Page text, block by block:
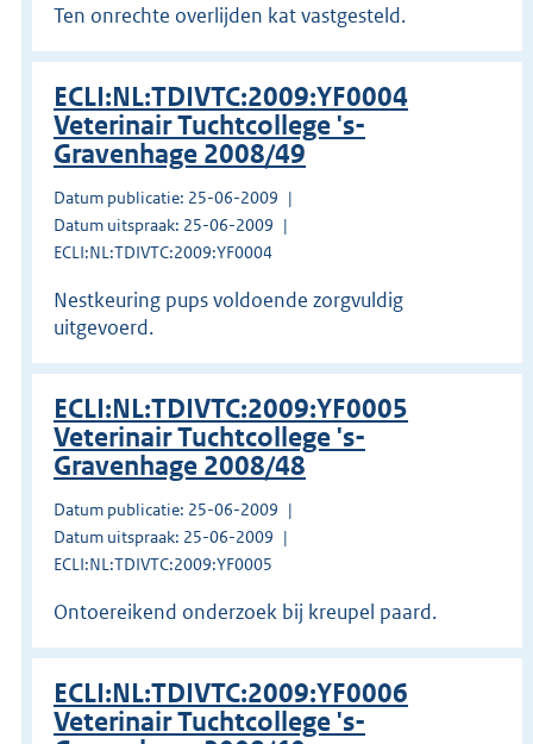
Ten onrechte overlijden kat vastgesteld.
ECLI:NL:TDIVTC:2009:YF0004
Veterinair Tuchtcollege 's-
Gravenhage 2008/49
Datum publicatie: 25-06-2009
Datum uitspraak: 25-06-2009
ECLI:NL:TDIVTC:2009:YF0004
Nestkeuring pups voldoende zorgvuldig
uitgevoerd.
ECLI:NL:TDIVTC:2009:YF0005
Veterinair Tuchtcollege 's-
Gravenhage 2008/48
Datum publicatie: 25-06-2009
Datum uitspraak: 25-06-2009
ECLI:NL:TDIVTC:2009:YF0005
Ontoereikend onderzoek bij kreupel paard.
ECLI:NL:TDIVTC:2009:YF0006
Veterinair Tuchtcollege 's-